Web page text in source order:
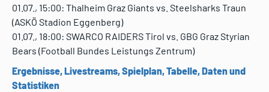
01.07., 15:00: Thalheim Graz Giants vs. Steelsharks Traun
(ASKÖ Stadion Eggenberg)
01.07., 18:00: SWARCO RAIDERS Tirol vs. GBG Graz Styrian
Bears (Football Bundes Leistungs Zentrum)
Ergebnisse, Livestreams, Spielplan, Tabelle, Daten und
Statistiken